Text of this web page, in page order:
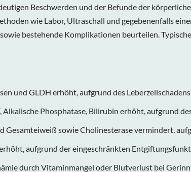
Beschwerden und der Befunde der
wie Labor, Ultraschall und gegebenenfalls
bestehende Komplikationen beurteilen.
und GLDH erhöht, aufgrund des Leberzellschadens
Alkalische Phosphatase, Bilirubin erhöht, aufgrund
Gesamteiweiß sowie Cholinesterase vermindert,
aufgrund der eingeschränkten
durch Vitaminmangel oder Blutverlust bei